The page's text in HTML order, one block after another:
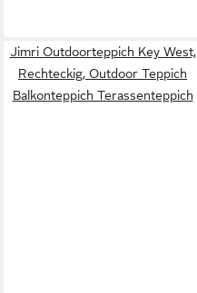
Jimri Outdoorteppich Key West,
Rechteckig, Outdoor Teppich
Balkonteppich Terassenteppich